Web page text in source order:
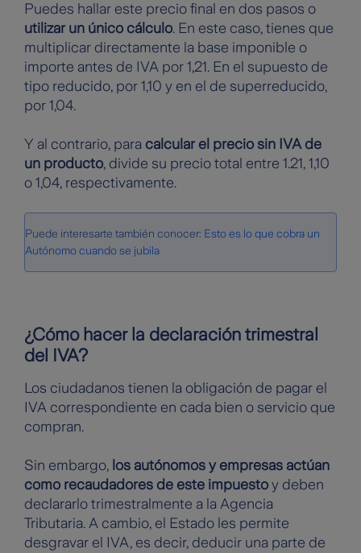
Puedes hallar este precio final en dos pasos o
utilizar un único cálculo. En este caso, tienes que
multiplicar directamente la base imponible o
importe antes de IVA por 1,21. En el supuesto de
tipo reducido, por 1,10 y en el de superreducido,
por 1,04.
Y al contrario, para calcular el precio sin IVA de
un producto, divide su precio total entre 1.21, 1,10
o 1,04, respectivamente.
Puede interesarte también conocer: Esto es lo que cobra un
Autónomo cuando se jubila
¿Cómo hacer la declaración trimestral
del IVA?
Los ciudadanos tienen la obligación de pagar el
IVA correspondiente en cada bien o servicio que
compran.
Sin embargo, los autónomos y empresas actúan
como recaudadores de este impuesto y deben
declararlo trimestralmente a la Agencia
Tributaria. A cambio, el Estado les permite
desgravar el IVA, es decir, deducir una parte de